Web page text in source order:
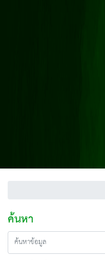
ค้นหา